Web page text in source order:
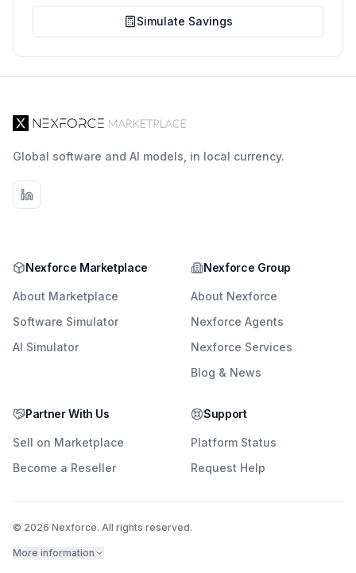
Simulate Savings
Global software and AI models, in local currency.
Nexforce Marketplace
About Marketplace
Software Simulator
AI Simulator
Nexforce Group
About Nexforce
Nexforce Agents
Nexforce Services
Blog & News
Partner With Us
Sell on Marketplace
Become a Reseller
Support
Platform Status
Request Help
© 2026 Nexforce. All rights reserved.
More information